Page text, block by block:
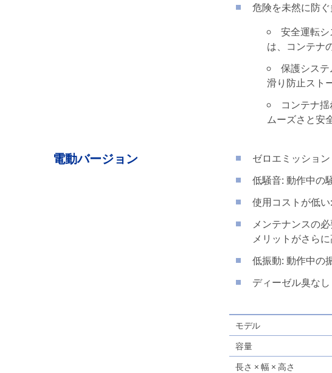
危険を未然に防
安全運転
は、コンテナ
保護シス
滑り防止スト
コンテナ
ムーズさと安
電動バージョン
ゼロエミッショ
低騒音: 動作中の
使用コストが低
メンテナンスの
メリットがさら
低振動: 動作中の
ディーゼル臭な
モデル
容量
長さ × 幅 × 高さ